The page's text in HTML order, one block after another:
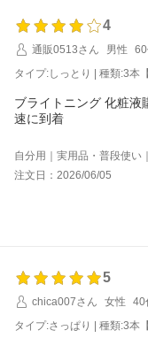
4
通販0513さん
男性
タイプ:しっとり | 種類:3本
ブライトニング 化粧液
速に到着
自分用｜実用品・普段使い
注文日：2026/06/05
5
chica007さん
女性
40
タイプ:さっぱり | 種類:3本